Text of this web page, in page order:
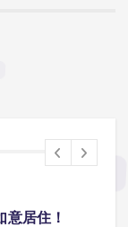
居住！